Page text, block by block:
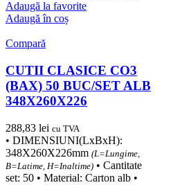
Adaugă la favorite
Adaugă în coș
Compară
CUTII CLASICE CO3
(BAX) 50 BUC/SET ALB
348X260X226
288,83 lei cu TVA
• DIMENSIUNI(LxBxH):
348X260X226mm (L=Lungime,
B=Latime, H=Inaltime) • Cantitate
set: 50 • Material: Carton alb •